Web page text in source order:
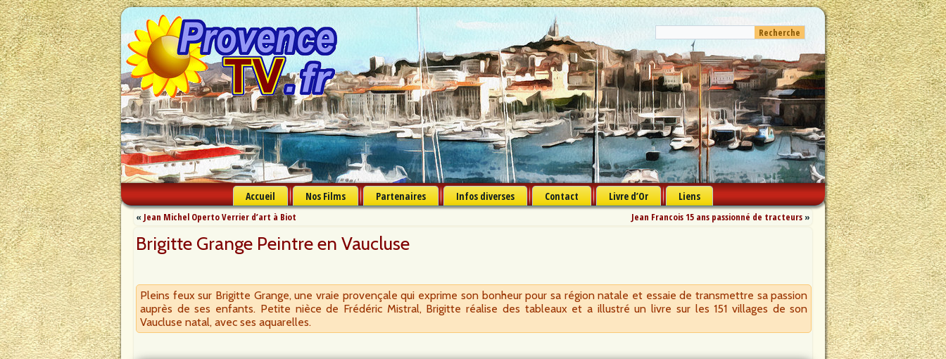
Accueil Nos Films Partenaires Infos diverses Contact Livre d’Or Liens
« Jean Michel Operto Verrier d’art à Biot Jean Francois 15 ans passionné de tracteurs »
Brigitte Grange Peintre en Vaucluse
Pleins feux sur Brigitte Grange, une vraie provençale qui exprime son bonheur pour sa région natale et essaie de transmettre sa passion
auprès de ses enfants. Petite nièce de Frédéric Mistral, Brigitte réalise des tableaux et a illustré un livre sur les 151 villages de son
Vaucluse natal, avec ses aquarelles.